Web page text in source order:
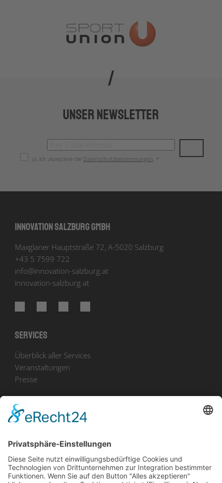
Unser Newsletter
Ja, ich akzeptiere die Datenschutzbestimmungen. *
Innovation Salzburg GmbH
Maxglaner Hauptstraße 72, A-5020 Salzburg
+43 5 7599 722
info@innovation-salzburg.at
innovation-salzburg.at
Services
Überblick aller Services
Veranstaltungen
Presse
Bekanntmachungen
Zu uns